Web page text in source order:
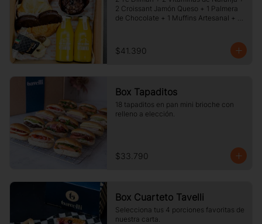
2 Croissant Jamón Queso + 1 Palmera
de Chocolate + 1 Muffins Artesanal +
$41.390
Box Tapaditos
18 tapaditos en pan mini brioche con
relleno a elección.
$33.790
Box Cuarteto Tavelli
Selecciona tus 4 porciones favoritas de
nuestra carta.